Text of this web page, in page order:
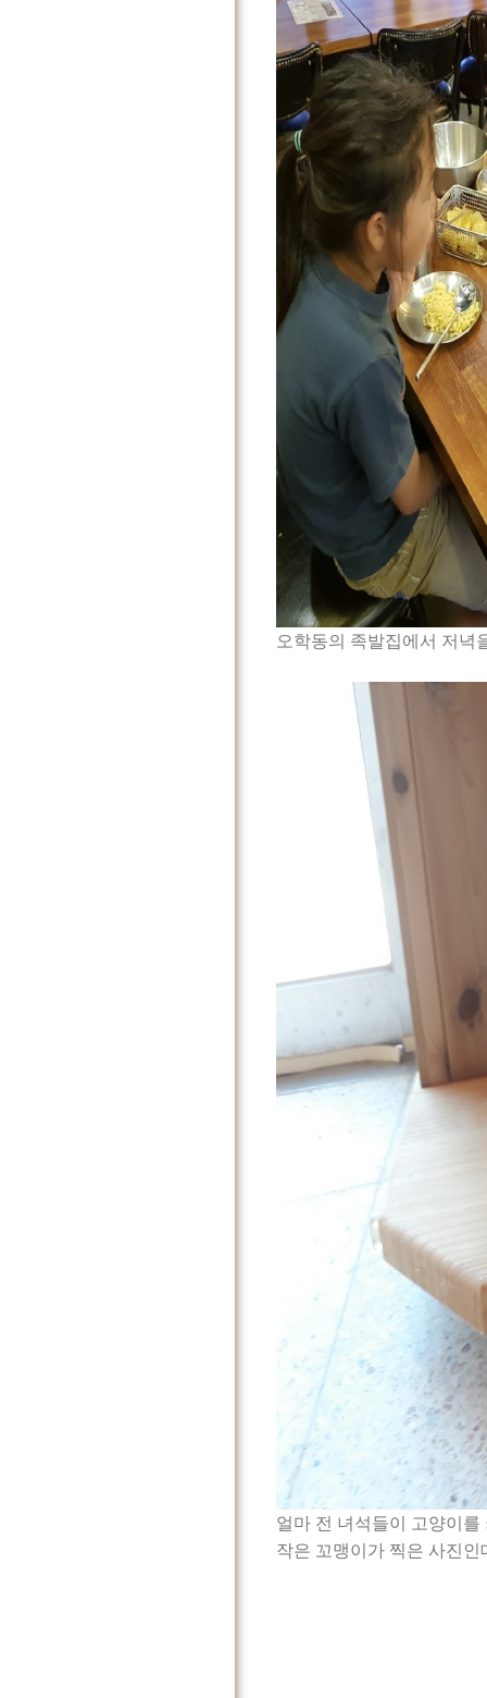
오학동의 족발집에서 저녁
얼마 전 녀석들이 고양이
작은 꼬맹이가 찍은 사진